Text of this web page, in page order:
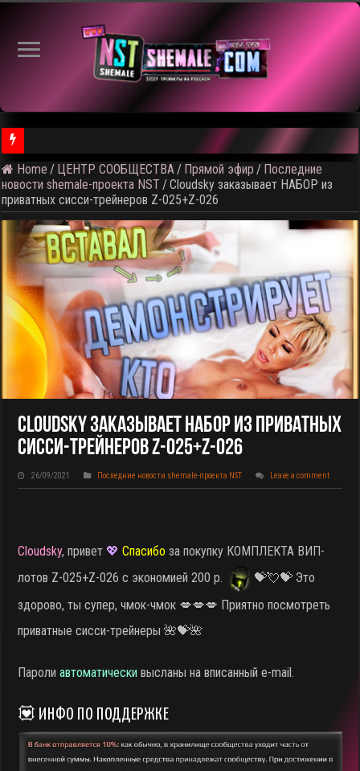
⚠️ Результаты голосования и тема следующего откртытого
Home / ЦЕНТР СООБЩЕСТВА / Прямой эфир / Последние
новости shemale-проекта NST /Cloudsky заказывает НАБОР из
приватных сисси-трейнеров Z-025+Z-026
Cloudsky Заказывает НАБОР Из Приватных
Сисси-Трейнеров Z-025+Z-026
26/09/2021 Последние новости shemale-проекта NST Leave a comment
Cloudsky, привет 💖 Спасибо за покупку КОМПЛЕКТА ВИП-
лотов Z-025+Z-026 с экономией 200 р.
💝💘💝 Это
здорово, ты супер, чмок-чмок 💋💋💋 Приятно посмотреть
приватные сисси-трейнеры 🌺💝🌺
Паролиавтоматически высланы на вписанный e-mail.
💟 ИНФО ПО ПОДДЕРЖКЕ